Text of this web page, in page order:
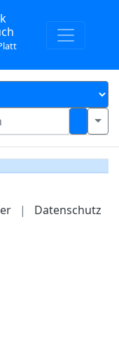
| Datenschutz